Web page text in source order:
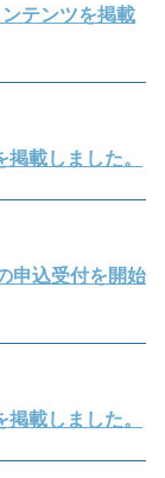
テンツを掲載
載しました。
申込受付を開始
載しました。